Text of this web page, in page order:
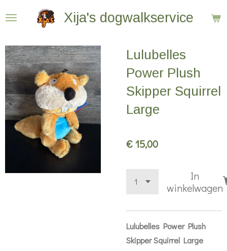
de
hoofdinhoud
Xija's dogwalkservice
Lulubelles
Power Plush
Skipper Squirrel
Large
€ 15,00
In
winkelwagen
Lulubelles Power Plush
Skipper Squirrel Large